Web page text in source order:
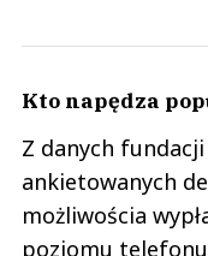
Kto napędza
Z danych
ankietowanych
możliwościa
poziomu